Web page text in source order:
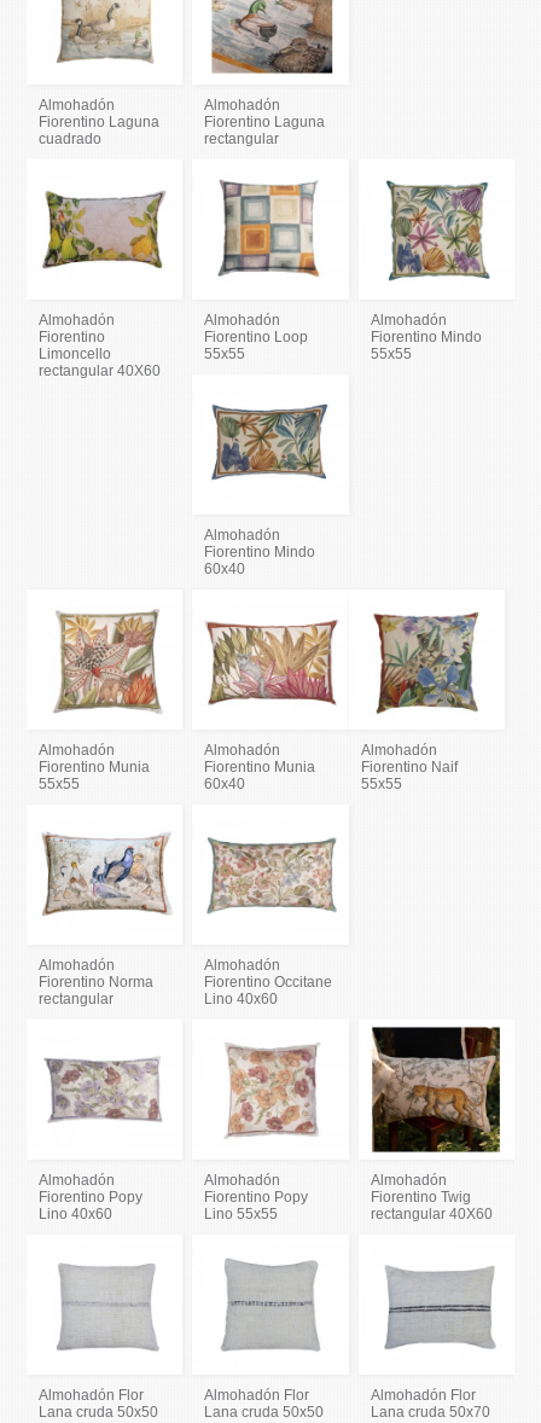
Almohadón
Fiorentino Laguna
cuadrado
Almohadón
Fiorentino Laguna
rectangular
Almohadón
Fiorentino
Limoncello
rectangular 40X60
Almohadón
Fiorentino Loop
55x55
Almohadón
Fiorentino Mindo
55x55
Almohadón
Fiorentino Mindo
60x40
Almohadón
Fiorentino Munia
55x55
Almohadón
Fiorentino Munia
60x40
Almohadón
Fiorentino Naif
55x55
Almohadón
Fiorentino Norma
rectangular
Almohadón
Fiorentino Occitane
Lino 40x60
Almohadón
Fiorentino Popy
Lino 40x60
Almohadón
Fiorentino Popy
Lino 55x55
Almohadón
Fiorentino Twig
rectangular 40X60
Almohadón Flor
Lana cruda 50x50
Almohadón Flor
Lana cruda 50x50
Almohadón Flor
Lana cruda 50x70